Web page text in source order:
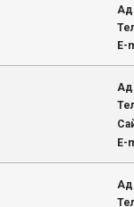
E-
E-